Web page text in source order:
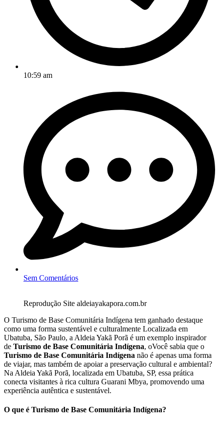
10:59 am
Sem Comentários
Reprodução Site aldeiayakapora.com.br
O Turismo de Base Comunitária Indígena tem ganhado destaque
como uma forma sustentável e culturalmente Localizada em
Ubatuba, São Paulo, a Aldeia Yakã Porã é um exemplo inspirador
de Turismo de Base Comunitária Indígena, oVocê sabia que o
Turismo de Base Comunitária Indígena não é apenas uma forma
de viajar, mas também de apoiar a preservação cultural e ambiental?
Na Aldeia Yakã Porã, localizada em Ubatuba, SP, essa prática
conecta visitantes à rica cultura Guarani Mbya, promovendo uma
experiência autêntica e sustentável.
O que é Turismo de Base Comunitária Indígena?